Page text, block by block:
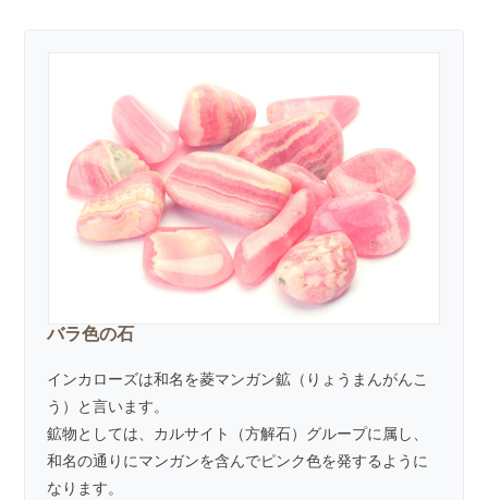
バラ色の石
インカローズは和名を菱マンガン鉱（りょうまんがんこ
う）と言います。
鉱物としては、 カルサイト（方解石） グループに属し、
和名の通りにマンガンを含んでピンク色を発するように
なります。